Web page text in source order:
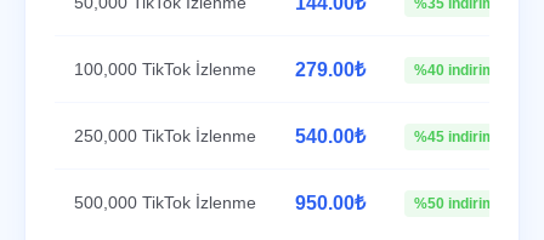
100,000 TikTok İzlenme 279.00₺ %40 indirim
250,000 TikTok İzlenme 540.00₺ %45 indirim
500,000 TikTok İzlenme 950.00₺ %50 indirim